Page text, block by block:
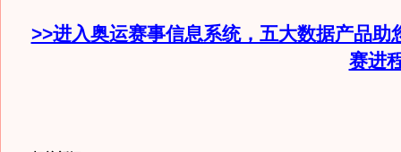
>>进入奥运赛事信息系统，五大数据产品助
赛进